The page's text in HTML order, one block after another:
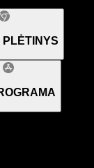
PLĖTINYS